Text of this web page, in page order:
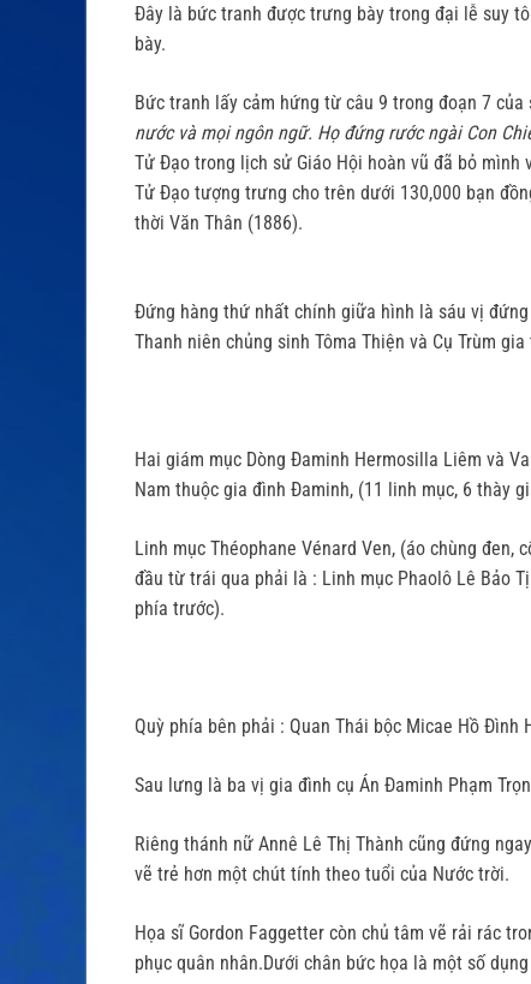
Đây là bức tranh được trưng bày trong đại lễ suy
bày.
Bức tranh lấy cảm hứng từ câu 9 trong đoạn 7 của
nước và mọi ngôn ngữ. Họ đứng rước ngài Con
Tử Ðạo trong lịch sử Giáo Hội hoàn vũ đã bỏ mình
Tử Ðạo tượng trưng cho trên dưới 130,000 bạn
thời Văn Thân (1886).
Đứng hàng thứ nhất chính giữa hình là sáu vị đứng
Thanh niên chủng sinh Tôma Thiện và Cụ Trùm
Hai giám mục Dòng Đaminh Hermosilla Liêm và
Nam thuộc gia đình Đaminh, (11 linh mục, 6 thày
Linh mục Théophane Vénard Ven, (áo chùng
đầu từ trái qua phải là : Linh mục Phaolô Lê Bảo
phía trước).
Quỳ phía bên phải : Quan Thái bộc Micae Hồ Đình
Sau lưng là ba vị gia đình cụ Án Đaminh Phạm
Riêng thánh nữ Annê Lê Thị Thành cũng đứng
vẽ trẻ hơn một chút tính theo tuổi của Nước trời.
Họa sĩ Gordon Faggetter còn chủ tâm vẽ rải rác
phục quân nhân.Dưới chân bức họa là một số